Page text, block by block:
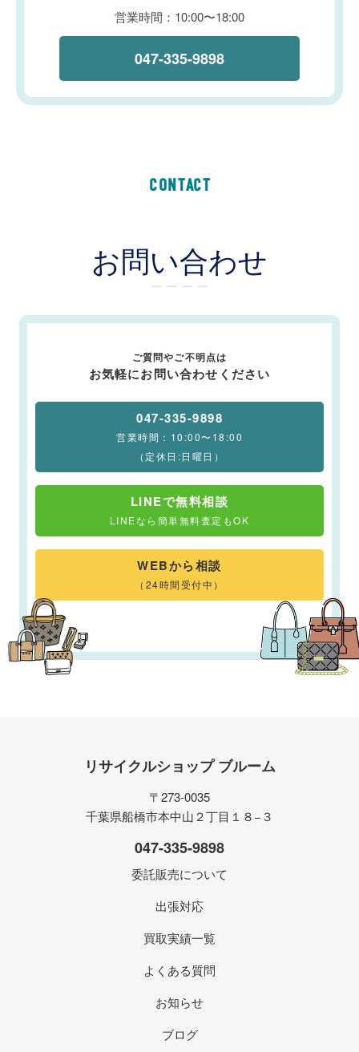
営業時間：10:00〜18:00
047-335-9898
CONTACT
お問い合わせ
ー ー ー ー
ご質問やご不明点は
お気軽にお問い合わせください
047-335-9898
営業時間：10:00〜18:00
（定休日:日曜日）
LINEで無料相談
LINEなら簡単無料査定もOK
WEBから相談
（24時間受付中）
リサイクルショップ ブルーム
〒273-0035
千葉県船橋市本中山２丁目１８−３
047-335-9898
委託販売について
出張対応
買取実績一覧
よくある質問
お知らせ
ブログ